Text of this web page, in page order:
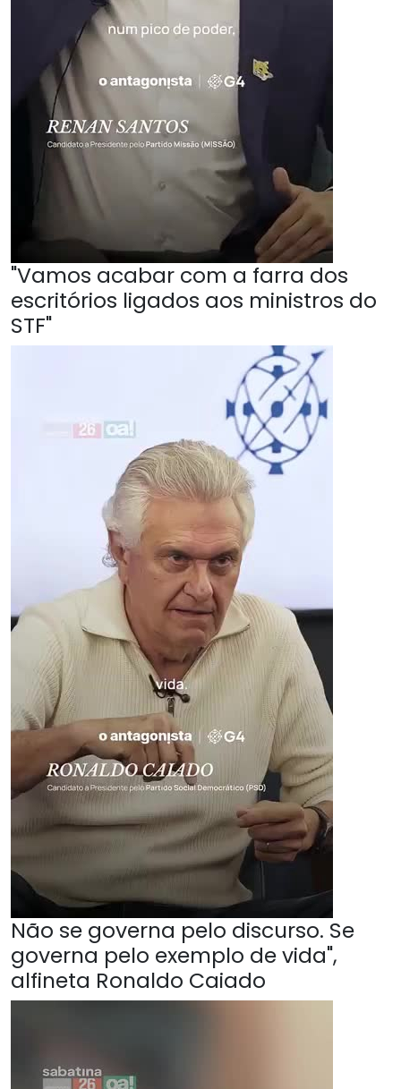
"Vamos acabar com a farra dos
escritórios ligados aos ministros do
STF"
Não se governa pelo discurso. Se
governa pelo exemplo de vida",
alfineta Ronaldo Caiado